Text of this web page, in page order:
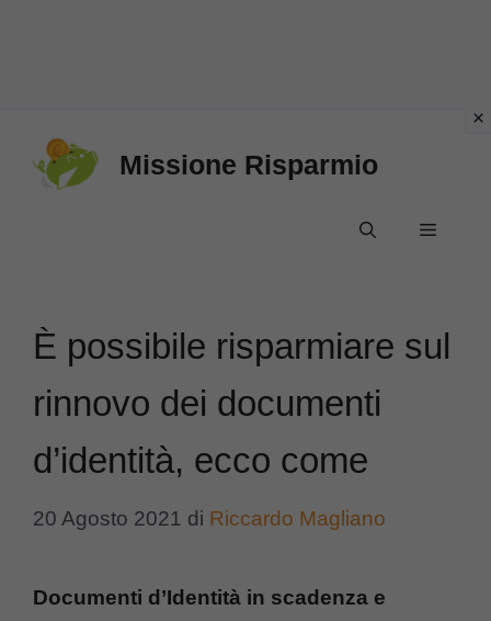
Missione Risparmio
Menu
È possibile risparmiare sul
rinnovo dei documenti
d’identità, ecco come
20 Agosto 2021 di Riccardo Magliano
Documenti d’Identità in scadenza e